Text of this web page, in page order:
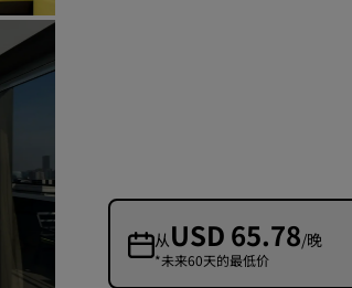
访问我们的博客
丽赏会
从USD 65.78/晚
*未来60天的最低价